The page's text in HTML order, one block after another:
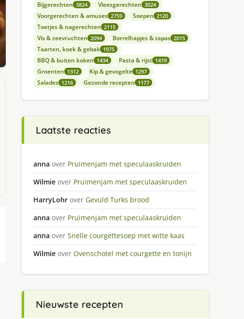
Bijgerechten 3824 Vleesgerechten 3024
Voorgerechten & amuses 2759 Soepen 2120
Toetjes & nagerechten 2115
Vis & zeevruchten 2094 Borrelhapjes & tapas 2015
Taarten, koek & gebak 1975
BBQ & buiten koken 1434 Pasta & rijst 1419
Groenten 1312 Kip & gevogelte 1297
Salades 1216 Gezonde recepten 1177
Laatste reacties
anna over Pruimenjam met speculaaskruiden
Wilmie over Pruimenjam met speculaaskruiden
HarryLohr over Gevuld Turks brood
anna over Pruimenjam met speculaaskruiden
anna over Snelle courgettesoep met witte kaas
Wilmie over Ovenschotel met courgette en tonijn
Nieuwste recepten